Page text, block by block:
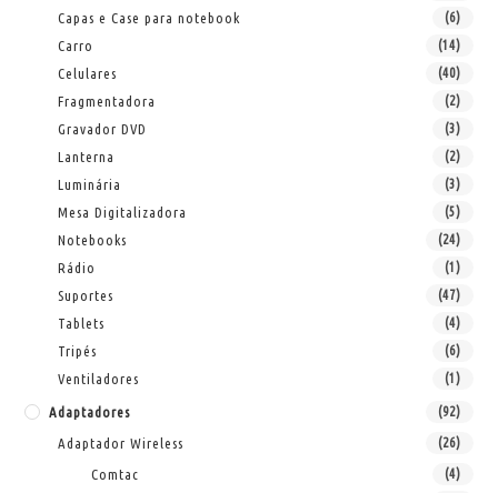
Capas e Case para notebook (6)
Carro (14)
Celulares (40)
Fragmentadora (2)
Gravador DVD (3)
Lanterna (2)
Luminária (3)
Mesa Digitalizadora (5)
Notebooks (24)
Rádio (1)
Suportes (47)
Tablets (4)
Tripés (6)
Ventiladores (1)
Adaptadores (92)
Adaptador Wireless (26)
Comtac (4)